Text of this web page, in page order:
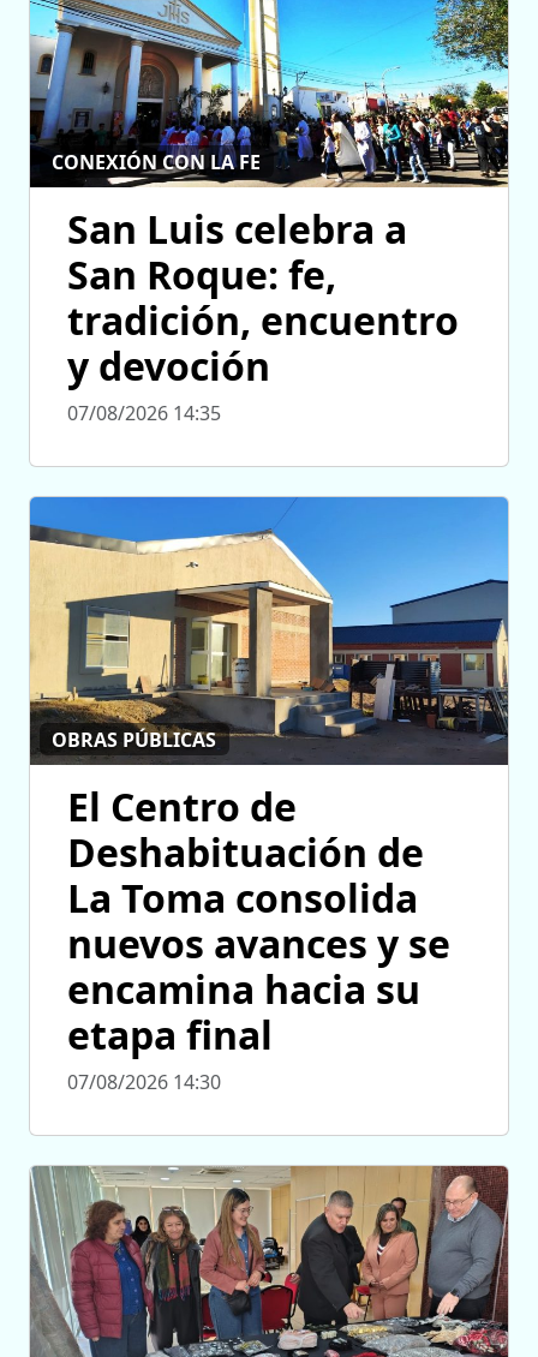
CONEXIÓN CON LA FE
San Luis celebra a
San Roque: fe,
tradición, encuentro
y devoción
07/08/2026 14:35
OBRAS PÚBLICAS
El Centro de
Deshabituación de
La Toma consolida
nuevos avances y se
encamina hacia su
etapa final
07/08/2026 14:30